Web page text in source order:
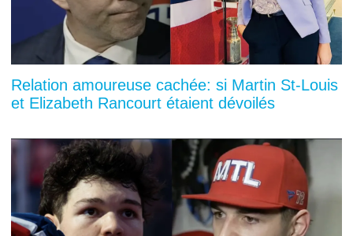
Relation amoureuse cachée: si Martin St-Louis
et Elizabeth Rancourt étaient dévoilés